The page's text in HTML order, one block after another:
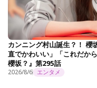
カンニング村山誕生？！ 櫻
直でかわいい」「これだか
櫻坂？』第295話
2026/8/6 エンタメ